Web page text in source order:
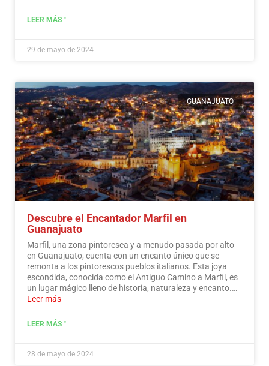
LEER MÁS "
29 de mayo de 2024
GUANAJUATO
Descubre el Encantador Marfil en
Guanajuato
Marfil, una zona pintoresca y a menudo pasada por alto
en Guanajuato, cuenta con un encanto único que se
remonta a los pintorescos pueblos italianos. Esta joya
escondida, conocida como el Antiguo Camino a Marfil, es
un lugar mágico lleno de historia, naturaleza y encanto.…
Leer más
LEER MÁS "
28 de mayo de 2024